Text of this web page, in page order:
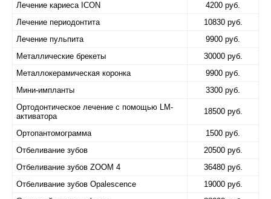
Лечение кариеса ICON
4200 руб.
Лечение периодонтита
10830 руб.
Лечение пульпита
9900 руб.
Металлические брекеты
30000 руб.
Металлокерамическая коронка
9900 руб.
Мини-импланты
3300 руб.
Ортодонтическое лечение с помощью LM-
активатора
18500 руб.
Ортопантомограмма
1500 руб.
Отбеливание зубов
20500 руб.
Отбеливание зубов ZOOM 4
36480 руб.
Отбеливание зубов Оpalescence
19000 руб.